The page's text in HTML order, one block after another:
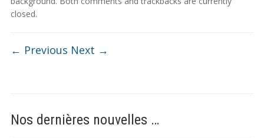
closed.
← Previous Next →
Nos dernières nouvelles …